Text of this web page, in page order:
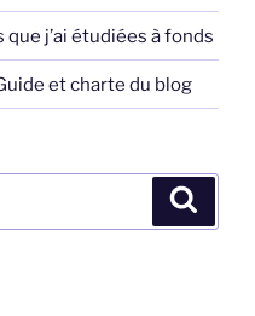
j’ai étudiées à fonds
et charte du blog